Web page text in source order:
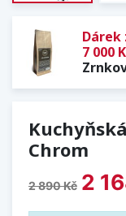
Dárek
7 000
Chrom
2 890 Kč 2